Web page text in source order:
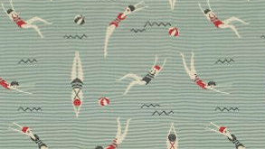
Die Auswahl von passenden Stoffen
Königsdisziplinen des gekonnten
Hier zeigen wir unsere liebsten
Herbstkollektionen und erklären,
gerade grafische Muster für einen
Aktuell Stoffe Wohnen